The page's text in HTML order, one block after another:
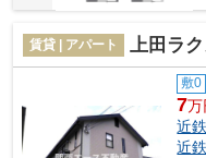
賃貸 | アパート 上田ラ
敷0
7万
近
近